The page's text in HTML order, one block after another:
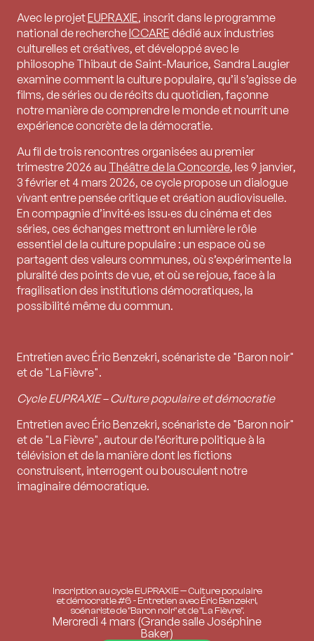
Avec le projetEUPRAXIE, inscrit dans le programme
national de rechercheICCARE dédié aux industries
culturelles et créatives, et développé avec le
philosophe Thibaut de Saint-Maurice, Sandra Laugier
examine comment la culture populaire, qu’il s’agisse de
films, de séries ou de récits du quotidien, façonne
notre manière de comprendre le monde et nourrit une
expérience concrète de la démocratie.
Au fil de trois rencontres organisées au premier
trimestre 2026 au Théâtre de la Concorde, les 9 janvier,
3 février et 4 mars 2026, ce cycle propose un dialogue
vivant entre pensée critique et création audiovisuelle.
En compagnie d’invité·es issu·es du cinéma et des
séries, ces échanges mettront en lumière le rôle
essentiel de la culture populaire : un espace où se
partagent des valeurs communes, où s’expérimente la
pluralité des points de vue, et où se rejoue, face à la
fragilisation des institutions démocratiques, la
possibilité même du commun.
Entretien avec Éric Benzekri, scénariste de "Baron noir"
et de "La Fièvre".
Cycle EUPRAXIE – Culture populaire et démocratie
Entretien avec Éric Benzekri, scénariste de "Baron noir"
et de "La Fièvre", autour de l’écriture politique à la
télévision et de la manière dont les fictions
construisent, interrogent ou bousculent notre
imaginaire démocratique.
Inscription au cycle EUPRAXIE — Culture populaire
et démocratie #6 - Entretien avec Éric Benzekri,
scénariste de "Baron noir" et de "La Fièvre".
Mercredi 4 mars (Grande salle Joséphine
Baker)